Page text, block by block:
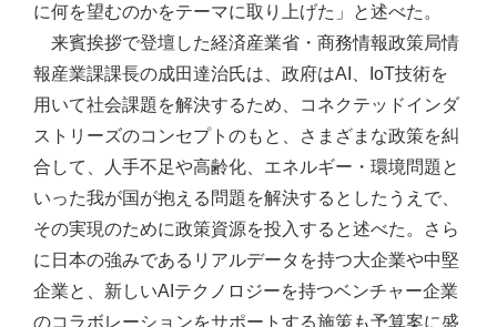
に何を望むのかをテーマに取り上げた」と述べた。
来賓挨拶で登壇した経済産業省・商務情報政策局情
報産業課課長の成田達治氏は、政府はAI、IoT技術を
用いて社会課題を解決するため、コネクテッドインダ
ストリーズのコンセプトのもと、さまざまな政策を糾
合して、人手不足や高齢化、エネルギー・環境問題と
いった我が国が抱える問題を解決するとしたうえで、
その実現のために政策資源を投入すると述べた。さら
に日本の強みであるリアルデータを持つ大企業や中堅
企業と、新しいAIテクノロジーを持つベンチャー企業
のコラボレーションをサポートする施策も予算案に盛